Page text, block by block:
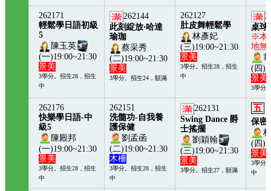
262171
輕鬆學日語初級
5
陳玉英
(一)19:00~21:30
景美
3學分。招生28，招生
中
262144
此刻綻放‧哈達
瑜珈
蔡采秀
(二)19:00~21:30
景美
3學分。招生24，額滿
262127
肚皮舞輕鬆學
林彥妃
(三)19:00~21:30
景美
3學分。招生28，招生
中
桌球
※本
地無
(四
景美
3學分
262176
快樂學日語-中
級5
陳殿邦
(一)19:00~21:30
景美
3學分。招生28，招生
中
262151
洗髓功-自我養
護保健
劉孟函
(二)19:00~21:30
木柵
3學分。招生28，招生
中
262131
Swing Dance 爵
士搖擺
劉穎翰
(三)19:00~21:30
景美
3學分。招生27，額滿
五
保密
(四
景美
3學分
中